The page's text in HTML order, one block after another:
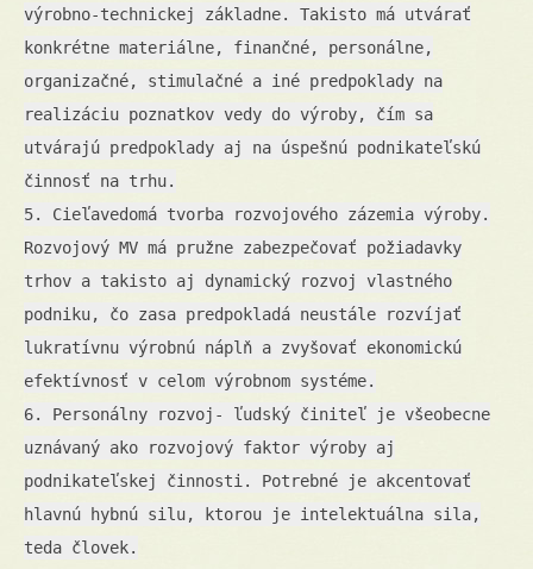
výrobno-technickej základne. Takisto má utvárať
konkrétne materiálne, finančné, personálne,
organizačné, stimulačné a iné predpoklady na
realizáciu poznatkov vedy do výroby, čím sa
utvárajú predpoklady aj na úspešnú podnikateľskú
činnosť na trhu.
5. Cieľavedomá tvorba rozvojového zázemia výroby.
Rozvojový MV má pružne zabezpečovať požiadavky
trhov a takisto aj dynamický rozvoj vlastného
podniku, čo zasa predpokladá neustále rozvíjať
lukratívnu výrobnú náplň a zvyšovať ekonomickú
efektívnosť v celom výrobnom systéme.
6. Personálny rozvoj- ľudský činiteľ je všeobecne
uznávaný ako rozvojový faktor výroby aj
podnikateľskej činnosti. Potrebné je akcentovať
hlavnú hybnú silu, ktorou je intelektuálna sila,
teda človek.